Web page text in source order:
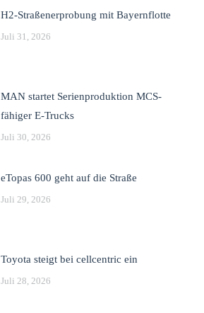
H2-Straßenerprobung mit Bayernflotte
Juli 31, 2026
MAN startet Serienproduktion MCS-
fähiger E-Trucks
Juli 30, 2026
eTopas 600 geht auf die Straße
Juli 29, 2026
Toyota steigt bei cellcentric ein
Juli 28, 2026